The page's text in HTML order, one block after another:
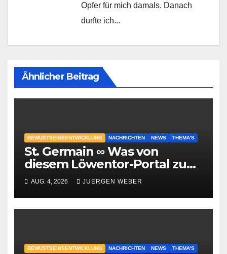
Opfer für mich damals. Danach
durfte ich...
Ähnlicher Beitrag
BEWUSTSEINSENTWICKLUNG NACHRICHTEN NEWS THEMA'S
St. Germain ∞ Was von
diesem Löwentor-Portal zu
erwarten ist
AUG. 4, 2026 JUERGEN WEBER
BEWUSTSEINSENTWICKLUNG NACHRICHTEN NEWS THEMA'S